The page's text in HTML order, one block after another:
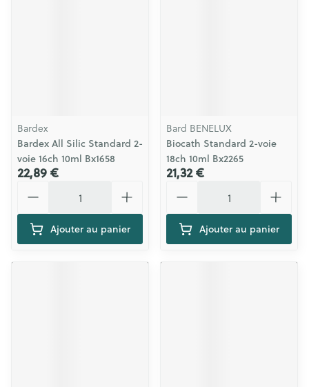
Bardex
Bardex All Silic Standard 2-
voie 16ch 10ml Bx1658
22,89 €
Ajouter au panier
Bard BENELUX
Biocath Standard 2-voie
18ch 10ml Bx2265
21,32 €
Ajouter au panier